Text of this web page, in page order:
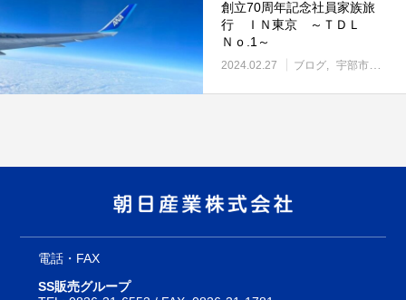
創立70周年記念社員家族旅
行 ＩＮ東京 ～ＴＤＬ
Ｎｏ.1～
2024.02.27 ブログ 宇部市働き方改革に取り組む企業
電話・FAX
SS販売グループ